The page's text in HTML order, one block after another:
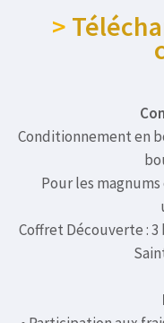
>
Conditionnement en
Pour les
Coffret Découverte :